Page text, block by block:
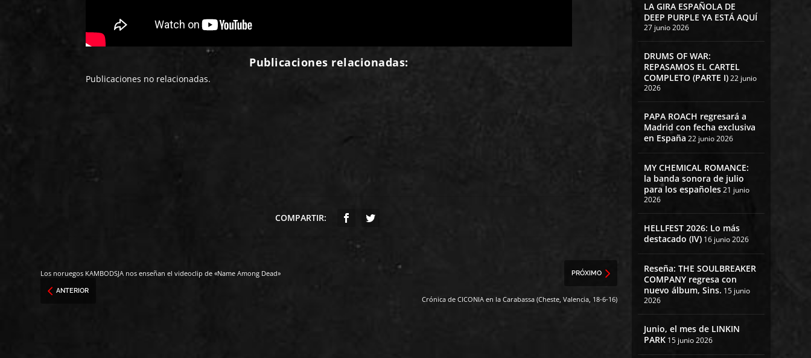
Publicaciones relacionadas:
Publicaciones no relacionadas.
COMPARTIR:
Los noruegos KAMBODSJA nos enseñan el videoclip de «Name Among Dead»
ANTERIOR
PRÓXIMO
Crónica de CICONIA en la Carabassa (Cheste, Valencia, 18-6-16)
LA GIRA ESPAÑOLA DE
DEEP PURPLE YA ESTÁ AQUÍ
27 junio 2026
DRUMS OF WAR:
REPASAMOS EL CARTEL
COMPLETO (PARTE I)22 junio
2026
PAPA ROACH regresará a
Madrid con fecha exclusiva
en España 22 junio 2026
MY CHEMICAL ROMANCE:
la banda sonora de julio
para los españoles21 junio
2026
HELLFEST 2026: Lo más
destacado (IV) 16 junio 2026
Reseña: THE SOULBREAKER
COMPANY regresa con
nuevo álbum, Sins. 15 junio
2026
Junio, el mes de LINKIN
PARK 15 junio 2026